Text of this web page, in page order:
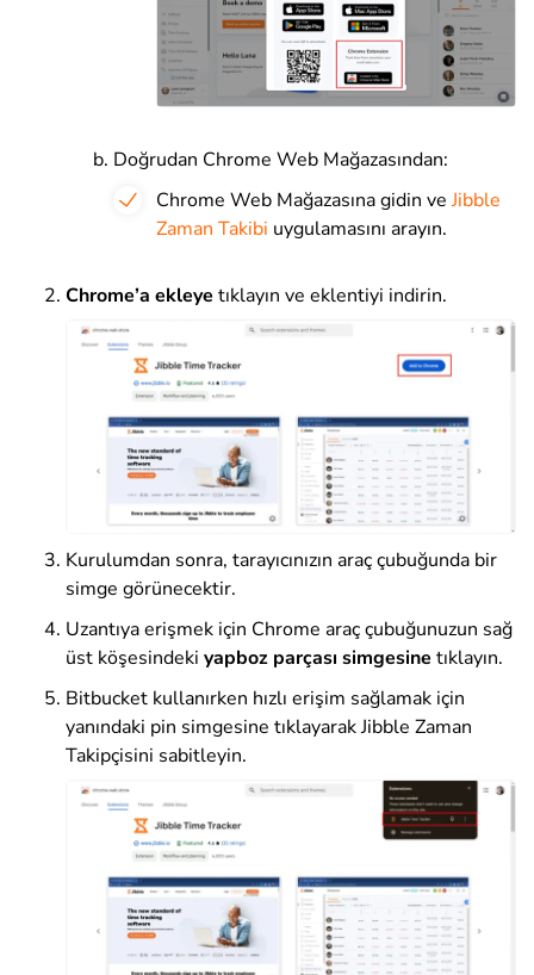
Doğrudan Chrome Web Mağazasından:
Chrome Web Mağazasına gidin veJibble
Zaman Takibi uygulamasını arayın.
Chrome’a ekleye tıklayın ve eklentiyi indirin.
Kurulumdan sonra, tarayıcınızın araç çubuğunda bir
simge görünecektir.
Uzantıya erişmek için Chrome araç çubuğunuzun sağ
üst köşesindeki yapboz parçası simgesine tıklayın.
Bitbucket kullanırken hızlı erişim sağlamak için
yanındaki pin simgesine tıklayarak Jibble Zaman
Takipçisini sabitleyin.